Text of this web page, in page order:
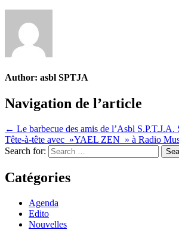
Author: asbl SPTJA
Navigation de l’article
← Le barbecue des amis de l’Asbl S.P.T.J.A.
Tête-à-tête avec »YAEL ZEN » à Radio
Search for:
Catégories
Agenda
Edito
Nouvelles